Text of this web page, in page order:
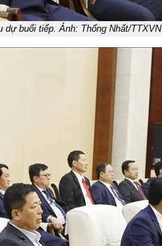
dự buổi tiếp. Ảnh: Thống Nhất/TTXVN